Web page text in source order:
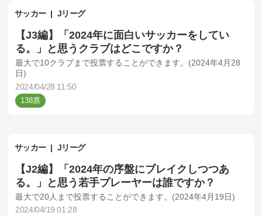
サッカー Jリーグ
【J3編】「2024年に面白いサッカーをしてい
る。」と思うクラブはどこですか？
最大で10クラブまで投票することができます。(2024年4月28
日)
2024/04/28 11:50
138
サッカー Jリーグ
【J2編】「2024年の序盤にブレイクしつつあ
る。」と思う若手プレーヤーは誰ですか？
最大で20人まで投票することができます。(2024年4月19日)
2024/04/19 01:28